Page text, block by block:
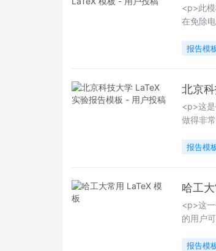
<p>此
在免除
也希望
报告模
北京
<p>这
做得非
报告模
哈工
<p>这
的用户
报告模